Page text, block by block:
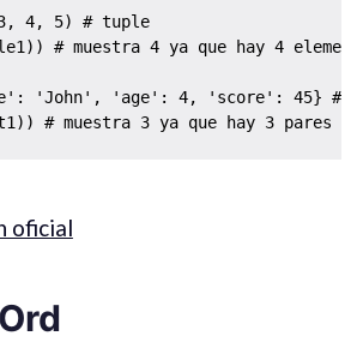
4, 5) # tuple
# muestra 4 ya que hay 4
'John', 'age': 4, 'score': 45} #
# muestra 3 ya que hay 3 pares
oficial